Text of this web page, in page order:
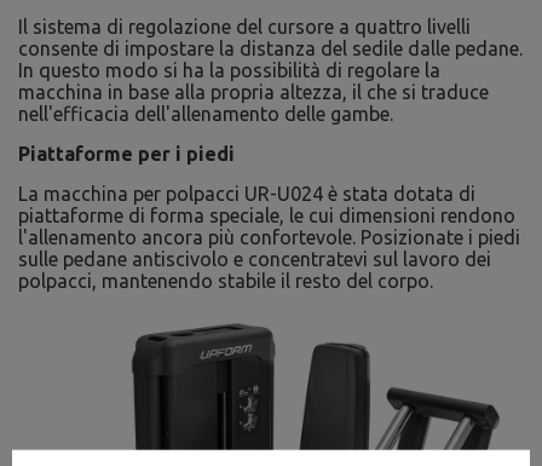
Il sistema di regolazione del cursore a quattro livelli
consente di impostare la distanza del sedile dalle pedane.
In questo modo si ha la possibilità di regolare la
macchina in base alla propria altezza, il che si traduce
nell'efficacia dell'allenamento delle gambe.
Piattaforme per i piedi
La macchina per polpacci UR-U024 è stata dotata di
piattaforme di forma speciale, le cui dimensioni rendono
l'allenamento ancora più confortevole. Posizionate i piedi
sulle pedane antiscivolo e concentratevi sul lavoro dei
polpacci, mantenendo stabile il resto del corpo.